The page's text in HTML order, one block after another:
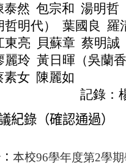
泰然 包宗和 湯明哲
明代） 葉國良 羅
東亮 貝蘇章 蔡明誠
麗玲 黃日暉（吳蘭
素女 陳麗如
記錄：
紀錄（確認通過）
本校96學年度第2學